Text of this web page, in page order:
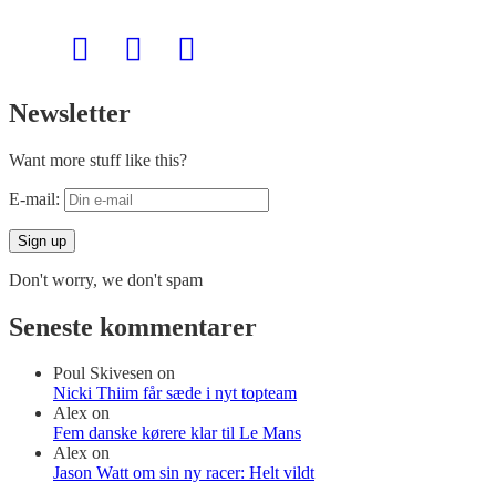
Newsletter
Want more stuff like this?
E-mail:
Don't worry, we don't spam
Seneste kommentarer
Poul Skivesen on
Nicki Thiim får sæde i nyt topteam
Alex on
Fem danske kørere klar til Le Mans
Alex on
Jason Watt om sin ny racer: Helt vildt